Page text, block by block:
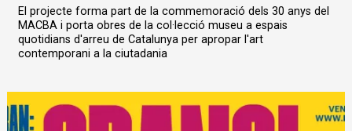
El projecte forma part de la commemoració dels 30 anys del
MACBA i porta obres de la col·lecció museu a espais
quotidians d'arreu de Catalunya per apropar l'art
contemporani a la ciutadania